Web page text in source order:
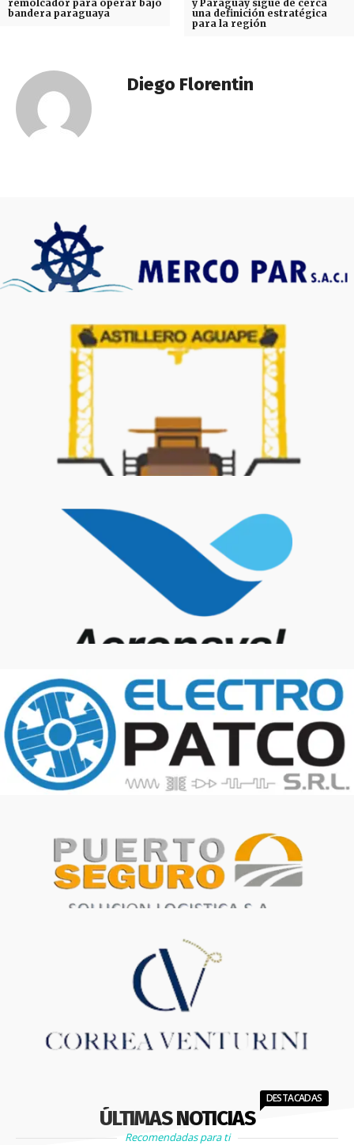
remolcador para operar bajo
bandera paraguaya
y Paraguay sigue de cerca
una definición estratégica
para la región
Diego Florentin
ÚLTIMAS NOTICIAS
DESTACADAS
Recomendadas para ti